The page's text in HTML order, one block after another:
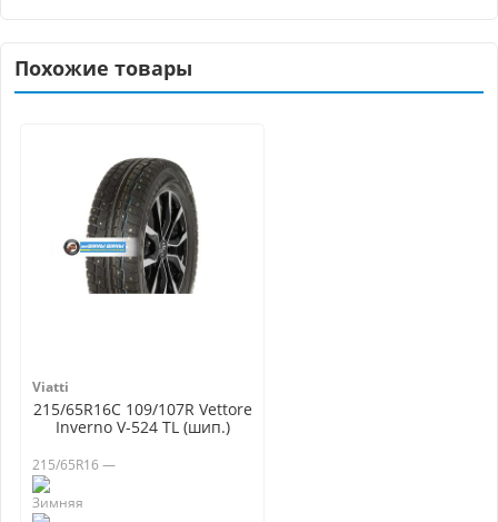
Похожие товары
Viatti
215/65R16C 109/107R Vettore
Inverno V-524 TL (шип.)
215/65R16 —